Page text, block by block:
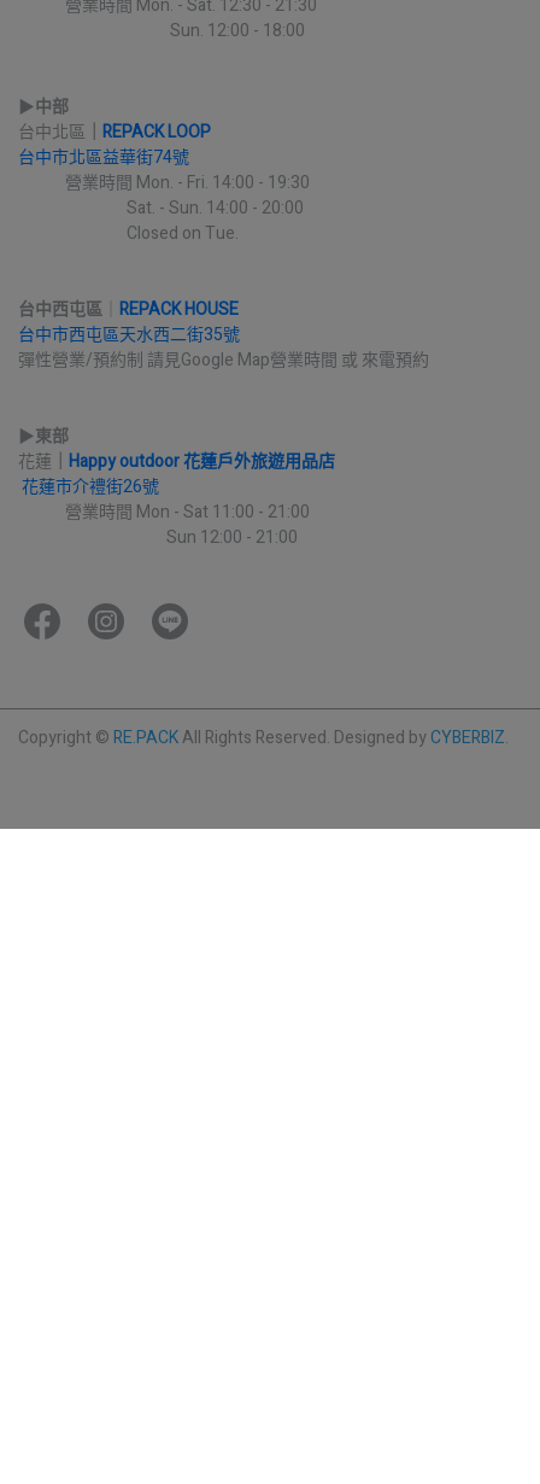
營業時間 Mon. - Sat. 12:30 - 21:30
Sun. 12:00 - 18:00
▶︎中部
台中北區
REPACK LOOP
台中市北區益華街74號
營業時間 Mon. - Fri. 14:00 - 19:30
Sat. - Sun. 14:00 - 20:00
Closed on Tue.
台中西屯區
REPACK HOUSE
台中市西屯區天水西二街35號
彈性營業/預約制 請見Google Map營業時間 或 來電預約
▶︎東部
花蓮
Happy outdoor 花蓮戶外旅遊用品店
花蓮市介禮街26號
營業時間 Mon - Sat 11:00 - 21:00
Sun 12:00 - 21:00
Copyright ©RE.PACKAll Rights Reserved. Designed byCYBERBIZ.